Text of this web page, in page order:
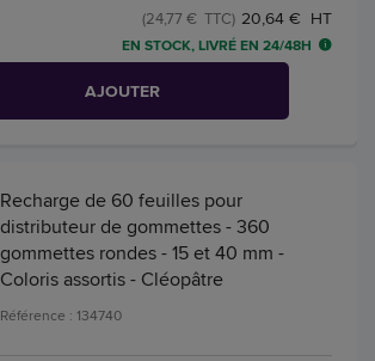
20,64 € HT
(24,77 € TTC)
EN STOCK, LIVRÉ EN 24/48H
AJOUTER
Recharge de 60 feuilles pour
distributeur de gommettes - 360
gommettes rondes - 15 et 40 mm -
Coloris assortis - Cléopâtre
Référence : 134740